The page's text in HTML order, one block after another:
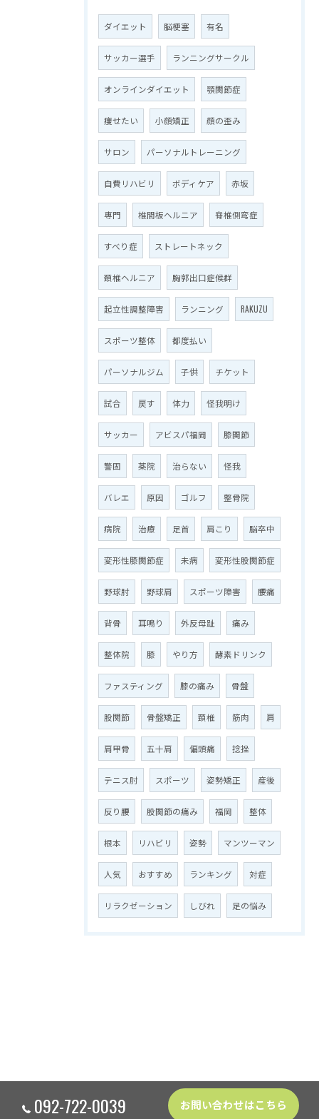
ダイエット 脳梗塞 有名
サッカー選手 ランニングサークル
オンラインダイエット 顎関節症
痩せたい 小顔矯正 顔の歪み
サロン パーソナルトレーニング
自費リハビリ ボディケア 赤坂
専門 椎間板ヘルニア 脊椎側弯症
すべり症 ストレートネック
頚椎ヘルニア 胸郭出口症候群
起立性調整障害 ランニング RAKUZU
スポーツ整体 都度払い
パーソナルジム 子供 チケット
試合 戻す 体力 怪我明け
サッカー アビスパ福岡 膝関節
警固 薬院 治らない 怪我
バレエ 原因 ゴルフ 整骨院
病院 治療 足首 肩こり 脳卒中
変形性膝関節症 未病 変形性股関節症
野球肘 野球肩 スポーツ障害 腰痛
背骨 耳鳴り 外反母趾 痛み
整体院 膝 やり方 酵素ドリンク
ファスティング 膝の痛み 骨盤
股関節 骨盤矯正 頚椎 筋肉 肩
肩甲骨 五十肩 偏頭痛 捻挫
テニス肘 スポーツ 姿勢矯正 産後
反り腰 股関節の痛み 福岡 整体
根本 リハビリ 姿勢 マンツーマン
人気 おすすめ ランキング 対症
リラクゼーション しびれ 足の悩み
092-722-0039 お問い合わせはこちら